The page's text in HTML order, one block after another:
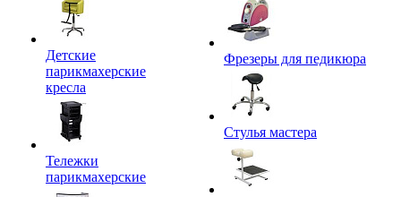
Детские
парикмахерские
кресла
Тележки
парикмахерские
Фрезеры для педикюра
Стулья мастера